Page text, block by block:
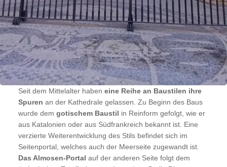
Seit dem Mittelalter haben eine Reihe an Baustilen ihre
Spuren an der Kathedrale gelassen. Zu Beginn des Baus
wurde dem gotischem Baustil in Reinform gefolgt, wie er
aus Katalonien oder aus Südfrankreich bekannt ist. Eine
verzierte Weiterentwicklung des Stils befindet sich im
Seitenportal, welches auch der Meerseite zugewandt ist.
Das Almosen-Portal auf der anderen Seite folgt dem